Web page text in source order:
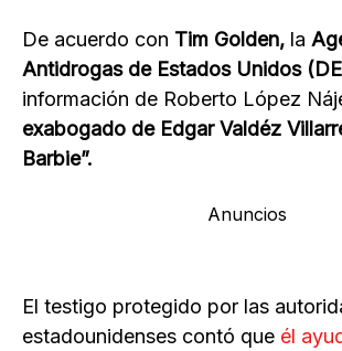
De acuerdo con Tim Golden, la
Antidrogas de Estados Unidos
información de Roberto López
exabogado de Edgar Valdéz
Barbie”.
Anuncios
El testigo protegido por las
estadounidenses contó que él